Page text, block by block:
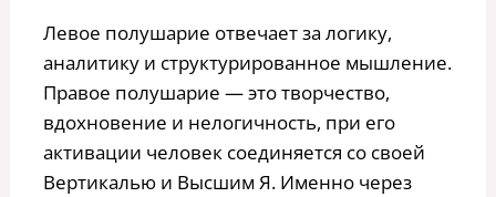
Левое полушарие отвечает за логику,
аналитику и структурированное мышление.
Правое полушарие — это творчество,
вдохновение и нелогичность, при его
активации человек соединяется со своей
Вертикалью и Высшим Я. Именно через